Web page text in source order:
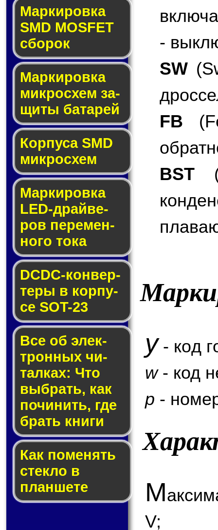
Мар­ки­ров­ка
SMD MOSFET
сбо­рок
Мар­ки­ров­ка
мик­ро­схем за­
щи­ты ба­та­рей
Корпуса SMD
мик­ро­схем
Маркировка
LED-драй­ве­
ров пе­ре­мен­
но­го то­ка
DCDC-кон­вер­
те­ры в кор­пу­
се SOT-23
Все об элек­
трон­ных чи­
тал­ках: Что
выб­рать, как
по­чи­нить, где
брать кни­ги
Как по­ме­нять
стек­ло в
планшете
-
SW
FB
BST
y- код
w- код
p -
М
V;